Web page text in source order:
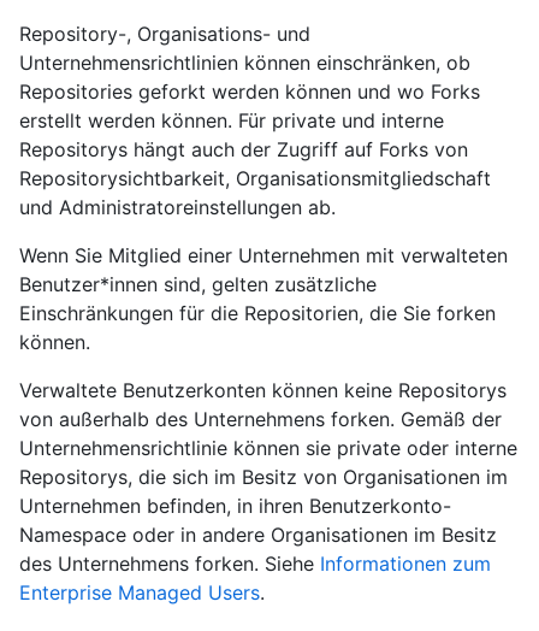
Repository-, Organisations- und
Unternehmensrichtlinien können einschränken, ob
Repositories geforkt werden können und wo Forks
erstellt werden können. Für private und interne
Repositorys hängt auch der Zugriff auf Forks von
Repositorysichtbarkeit, Organisationsmitgliedschaft
und Administratoreinstellungen ab.
Wenn Sie Mitglied einer Unternehmen mit verwalteten
Benutzer*innen sind, gelten zusätzliche
Einschränkungen für die Repositorien, die Sie forken
können.
Verwaltete Benutzerkonten können keine Repositorys
von außerhalb des Unternehmens forken. Gemäß der
Unternehmensrichtlinie können sie private oder interne
Repositorys, die sich im Besitz von Organisationen im
Unternehmen befinden, in ihren Benutzerkonto-
Namespace oder in andere Organisationen im Besitz
des Unternehmens forken. Siehe Informationen zum
Enterprise Managed Users.